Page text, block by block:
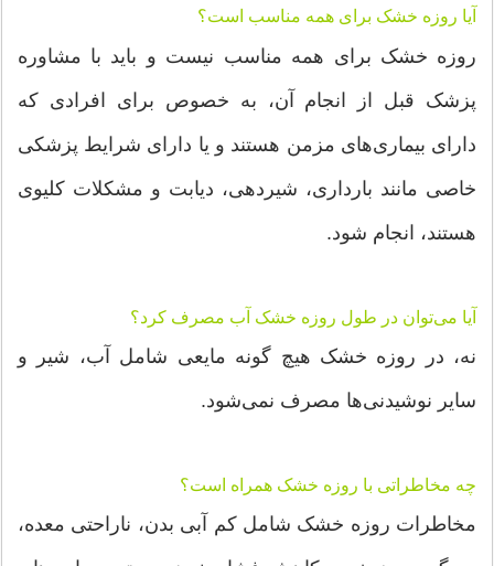
آیا روزه خشک برای همه مناسب است؟
روزه خشک برای همه مناسب نیست و باید با مشاوره
پزشک قبل از انجام آن، به خصوص برای افرادی که
دارای بیماری‌های مزمن هستند و یا دارای شرایط پزشکی
خاصی مانند بارداری، شیردهی، دیابت و مشکلات کلیوی
هستند، انجام شود.
آیا می‌توان در طول روزه خشک آب مصرف کرد؟
نه، در روزه خشک هیچ گونه مایعی شامل آب، شیر و
سایر نوشیدنی‌ها مصرف نمی‌شود.
چه مخاطراتی با روزه خشک همراه است؟
مخاطرات روزه خشک شامل کم آبی بدن، ناراحتی معده،